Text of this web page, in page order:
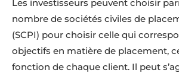
Les investisseurs peuvent choisir
nombre de sociétés civiles de
(SCPI) pour choisir celle qui
objectifs en matière de placement,
fonction de chaque client. Il peut